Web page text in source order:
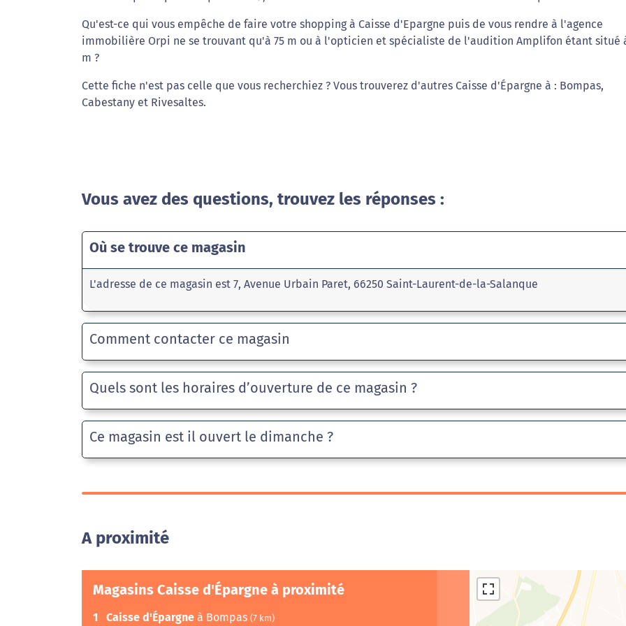
Qu'est-ce qui vous empêche de faire votre shopping à Caisse d'Epargne puis de vous rendre à l'agence
immobilière Orpi ne se trouvant qu'à 75 m ou à l'opticien et spécialiste de l'audition Amplifon étant situé
m ?
Cette fiche n'est pas celle que vous recherchiez ? Vous trouverez d'autres Caisse d'Épargne à : Bompas,
Cabestany et Rivesaltes.
Vous avez des questions, trouvez les réponses :
Où se trouve ce magasin
L'adresse de ce magasin est 7, Avenue Urbain Paret, 66250 Saint-Laurent-de-la-Salanque
Comment contacter ce magasin
Quels sont les horaires d’ouverture de ce magasin ?
Ce magasin est il ouvert le dimanche ?
A proximité
Magasins Caisse d'Épargne à proximité
1 Caisse d'Épargne à Bompas (7 km)